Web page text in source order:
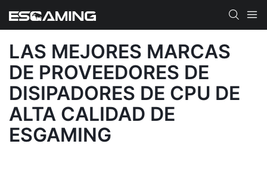
LAS MEJORES MARCAS
DE PROVEEDORES DE
DISIPADORES DE CPU DE
ALTA CALIDAD DE
ESGAMING